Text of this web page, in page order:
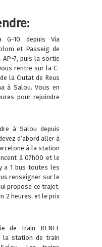
G-10 depuis Via
et Passeig de
AP-7, puis la sortie
rentre sur la C-
la Ciutat de Reus
à Salou. Vous en
pour rejoindre
à Salou depuis
d’abord aller à
à la station
à 07h00 et le
a 1 bus toutes les
renseigner sur le
propose ce trajet.
2 heures, et le prix
de train RENFE
la station de train